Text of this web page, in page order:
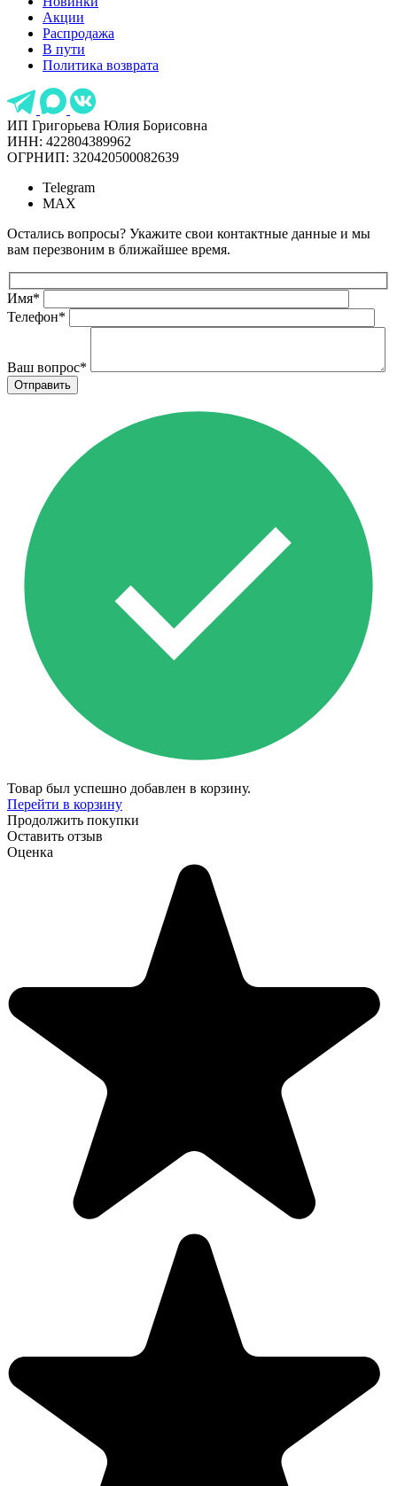
Акции
Распродажа
В пути
Политика возврата
ИП Григорьева Юлия Борисовна
ИНН: 422804389962
ОГРНИП: 320420500082639
Telegram
MAX
Остались вопросы? Укажите свои контактные данные и мы
вам перезвоним в ближайшее время.
Имя*
Телефон*
Ваш вопрос*
Товар был успешно добавлен в корзину.
Перейти в корзину
Продолжить покупки
Оставить отзыв
Оценка